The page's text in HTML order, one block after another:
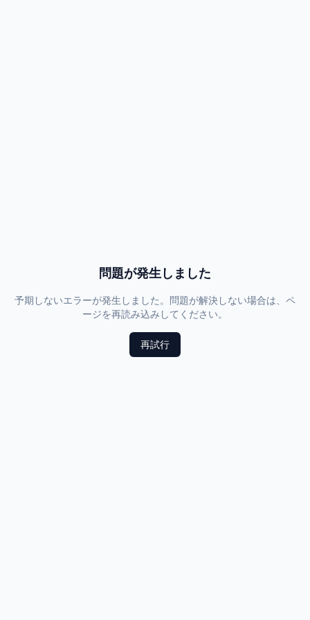
問題が発生しました
予期しないエラーが発生しました。問題が解決しない場合は、ペ
ージを再読み込みしてください。
再試行